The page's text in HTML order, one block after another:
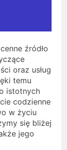
źródło
oraz usług
temu
istotnych
codzienne
w życiu
się bliżej
jego